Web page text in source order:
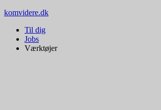
komvidere.dk
Til dig
Jobs
Værktøjer